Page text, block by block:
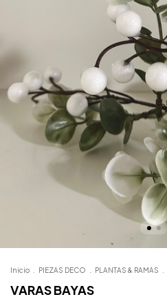
Inicio PIEZAS DECO PLANTAS & RAMAS
VARAS BAYAS